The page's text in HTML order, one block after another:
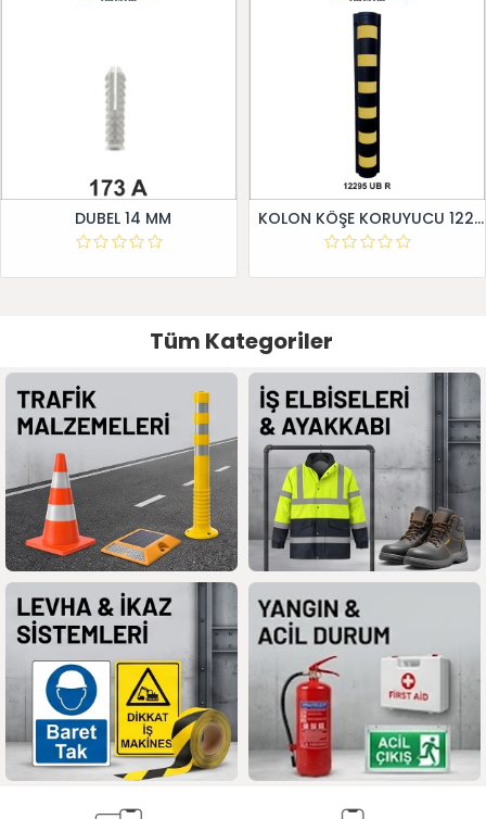
DUBEL 14 MM KOLON KÖŞE KORUYUCU 12295 UB R
Tüm Kategoriler